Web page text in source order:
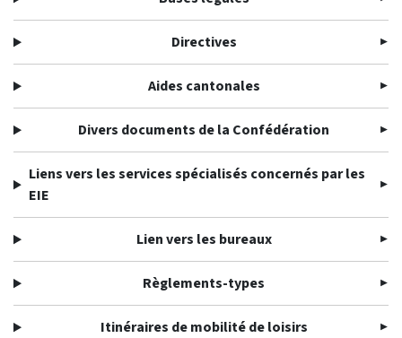
Directives
Aides cantonales
Divers documents de la Confédération
Liens vers les services spécialisés concernés par les
EIE
Lien vers les bureaux
Règlements-types
Itinéraires de mobilité de loisirs